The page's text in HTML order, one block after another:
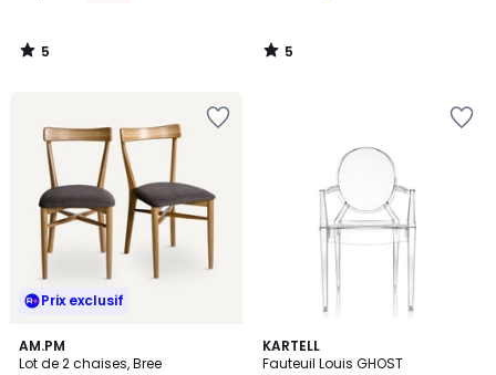
5
/
5
/
Prix exclusif
AM.PM
Lot de 2 chaises, Bree
4,5
/ 5
2
Couleurs
KARTELL
Fauteuil Louis GHOST
1
/
7
Couleurs